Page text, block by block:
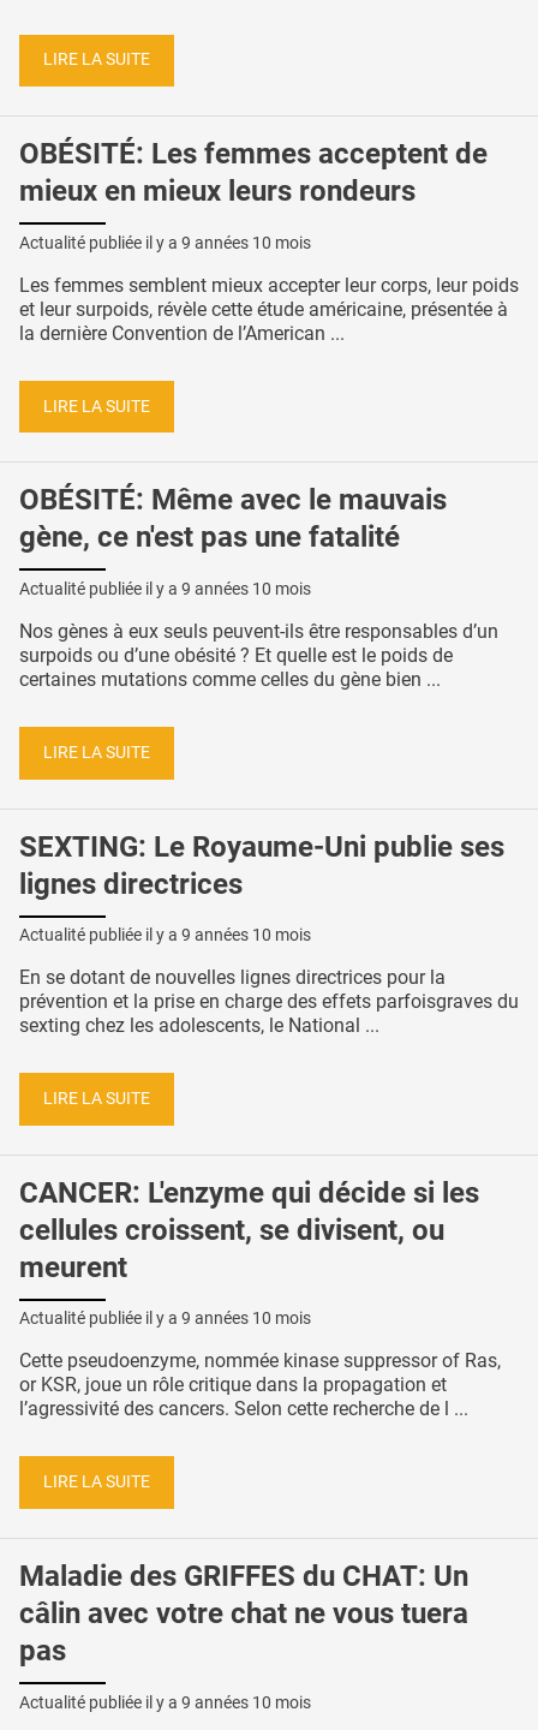
LIRE LA SUITE
OBÉSITÉ: Les femmes acceptent de
mieux en mieux leurs rondeurs
Actualité publiée il y a 9 années 10 mois
Les femmes semblent mieux accepter leur corps, leur poids
et leur surpoids, révèle cette étude américaine, présentée à
la dernière Convention de l’American ...
LIRE LA SUITE
OBÉSITÉ: Même avec le mauvais
gène, ce n'est pas une fatalité
Actualité publiée il y a 9 années 10 mois
Nos gènes à eux seuls peuvent-ils être responsables d’un
surpoids ou d’une obésité ? Et quelle est le poids de
certaines mutations comme celles du gène bien ...
LIRE LA SUITE
SEXTING: Le Royaume-Uni publie ses
lignes directrices
Actualité publiée il y a 9 années 10 mois
En se dotant de nouvelles lignes directrices pour la
prévention et la prise en charge des effets parfoisgraves du
sexting chez les adolescents, le National ...
LIRE LA SUITE
CANCER: L'enzyme qui décide si les
cellules croissent, se divisent, ou
meurent
Actualité publiée il y a 9 années 10 mois
Cette pseudoenzyme, nommée kinase suppressor of Ras,
or KSR, joue un rôle critique dans la propagation et
l’agressivité des cancers. Selon cette recherche de l ...
LIRE LA SUITE
Maladie des GRIFFES du CHAT: Un
câlin avec votre chat ne vous tuera
pas
Actualité publiée il y a 9 années 10 mois